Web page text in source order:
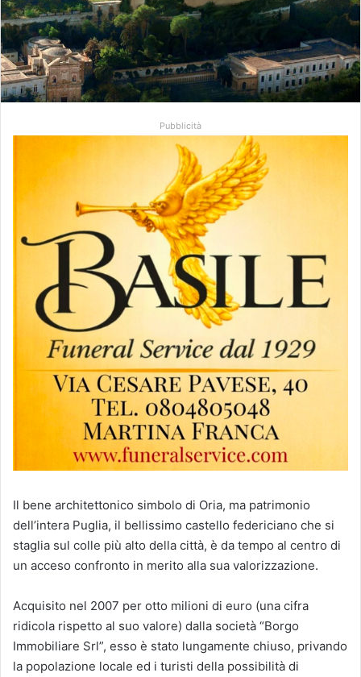
Pubblicità
Il bene architettonico simbolo di Oria, ma patrimonio
dell’intera Puglia, il bellissimo castello federiciano che si
staglia sul colle più alto della città, è da tempo al centro di
un acceso confronto in merito alla sua valorizzazione.
Acquisito nel 2007 per otto milioni di euro (una cifra
ridicola rispetto al suo valore) dalla società “Borgo
Immobiliare Srl”, esso è stato lungamente chiuso, privando
la popolazione locale ed i turisti della possibilità di